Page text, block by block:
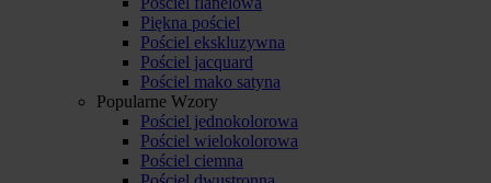
Piękna pościel
Pościel ekskluzywna
Pościel jacquard
Pościel mako satyna
Popularne Wzory
Pościel jednokolorowa
Pościel wielokolorowa
Pościel ciemna